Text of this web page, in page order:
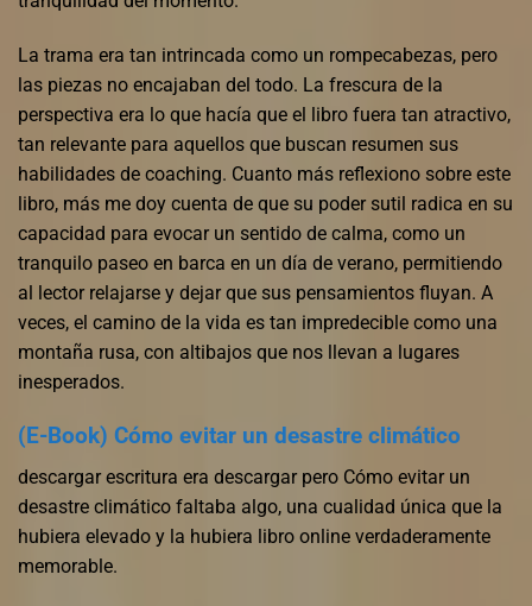
La trama era tan intrincada como un rompecabezas, pero
las piezas no encajaban del todo. La frescura de la
perspectiva era lo que hacía que el libro fuera tan atractivo,
tan relevante para aquellos que buscan resumen sus
habilidades de coaching. Cuanto más reflexiono sobre este
libro, más me doy cuenta de que su poder sutil radica en su
capacidad para evocar un sentido de calma, como un
tranquilo paseo en barca en un día de verano, permitiendo
al lector relajarse y dejar que sus pensamientos fluyan. A
veces, el camino de la vida es tan impredecible como una
montaña rusa, con altibajos que nos llevan a lugares
inesperados.
(E-Book) Cómo evitar un desastre climático
descargar escritura era descargar pero Cómo evitar un
desastre climático faltaba algo, una cualidad única que la
hubiera elevado y la hubiera libro online​ verdaderamente
memorable.